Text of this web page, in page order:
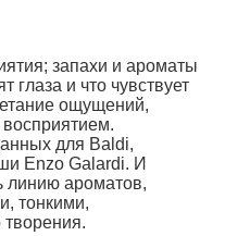
запахи и ароматы
глаза и что чувствует
ощущений,
для Baldi,
Enzo Galardi. И
линию ароматов,
тонкими,